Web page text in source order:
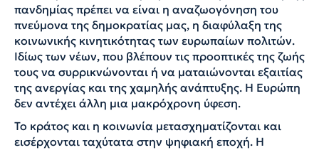
πανδημίας πρέπει να είναι η αναζωογόνηση του
πνεύμονα της δημοκρατίας μας, η διαφύλαξη της
κοινωνικής κινητικότητας των ευρωπαίων πολιτών.
Ιδίως των νέων, που βλέπουν τις προοπτικές της ζωής
τους να συρρικνώνονται ή να ματαιώνονται εξαιτίας
της ανεργίας και της χαμηλής ανάπτυξης. Η Ευρώπη
δεν αντέχει άλλη μια μακρόχρονη ύφεση.
Το κράτος και η κοινωνία μετασχηματίζονται και
εισέρχονται ταχύτατα στην ψηφιακή εποχή. Η